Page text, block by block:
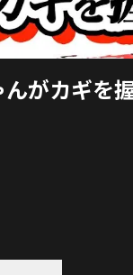
がカギを